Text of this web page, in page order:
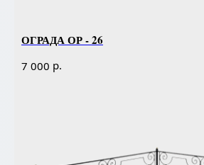
ОГРАДА ОР - 26
7 000 р.